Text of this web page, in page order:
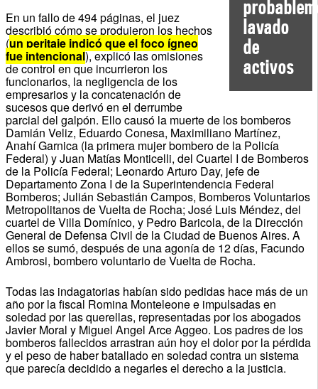
lavado
de
activos
En un fallo de 494 páginas, el juez
describió cómo se produjeron los hechos
(un peritaje indicó que el foco ígneo
fue intencional), explicó las omisiones
de control en que incurrieron los
funcionarios, la negligencia de los
empresarios y la concatenación de
sucesos que derivó en el derrumbe
parcial del galpón. Ello causó la muerte de los bomberos
Damián Veliz, Eduardo Conesa, Maximiliano Martínez,
Anahí Garnica (la primera mujer bombero de la Policía
Federal) y Juan Matías Monticelli, del Cuartel I de Bomberos
de la Policía Federal; Leonardo Arturo Day, jefe de
Departamento Zona I de la Superintendencia Federal
Bomberos; Julián Sebastián Campos, Bomberos Voluntarios
Metropolitanos de Vuelta de Rocha; José Luis Méndez, del
cuartel de Villa Domínico, y Pedro Baricola, de la Dirección
General de Defensa Civil de la Ciudad de Buenos Aires. A
ellos se sumó, después de una agonía de 12 días, Facundo
Ambrosi, bombero voluntario de Vuelta de Rocha.
Todas las indagatorias habían sido pedidas hace más de un
año por la fiscal Romina Monteleone e impulsadas en
soledad por las querellas, representadas por los abogados
Javier Moral y Miguel Angel Arce Aggeo. Los padres de los
bomberos fallecidos arrastran aún hoy el dolor por la pérdida
y el peso de haber batallado en soledad contra un sistema
que parecía decidido a negarles el derecho a la justicia.